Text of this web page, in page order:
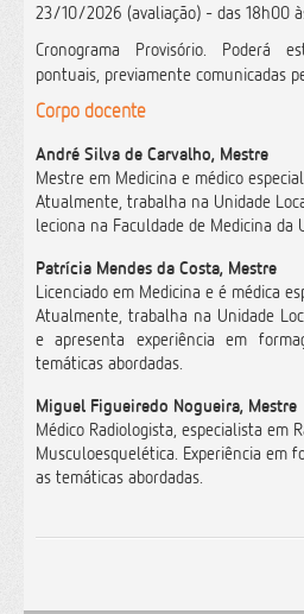
23/10/2026 (avaliação) - das 18h00
Cronograma Provisório. Poderá
pontuais, previamente comunicadas
Corpo docente
André Silva de Carvalho, Mestre
Mestre em Medicina e médico
Atualmente, trabalha na Unidade
leciona na Faculdade de Medicina da
Patrícia Mendes da Costa, Mestre
Licenciado em Medicina e é médica
Atualmente, trabalha na Unidade
e apresenta experiência em
temáticas abordadas.
Miguel Figueiredo Nogueira, Mestre
Médico Radiologista, especialista em
Musculoesquelética. Experiência em
as temáticas abordadas.